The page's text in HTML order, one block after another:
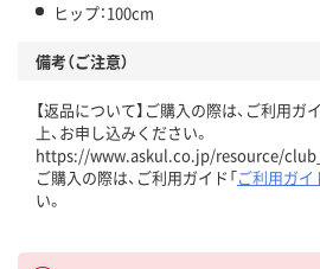
ヒップ：100cm
備考（ご注意）
【返品について】ご購入の際は、ご利用ガ
上、お申し込みください。
https://www.askul.co.jp/resource/
ご購入の際は、ご利用ガイド「ご利用ガイ
い。